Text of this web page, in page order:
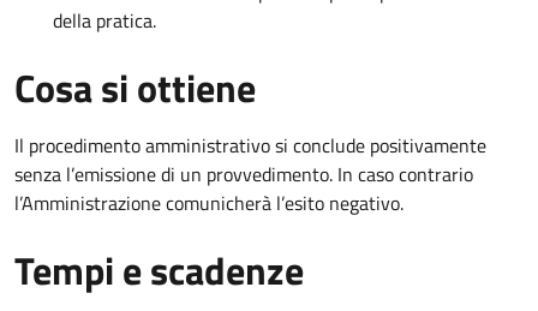
della pratica.
Cosa si ottiene
Il procedimento amministrativo si conclude positivamente
senza l’emissione di un provvedimento. In caso contrario
l’Amministrazione comunicherà l’esito negativo.
Tempi e scadenze